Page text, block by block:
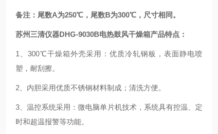
备注：尾数A为250℃，尾数B为300℃，尺寸相同。
苏州三清仪器DHG-9030B电热鼓风干燥箱产品特点：
1、300℃干燥箱外壳采用：优质冷轧钢板，表面静电喷
塑，耐刮擦。
2、内胆采用优质不锈钢材料制成；清洗方便。
3、温控系统采用：微电脑单片机技术，系统具有控温、定
时和超温报警等功能。